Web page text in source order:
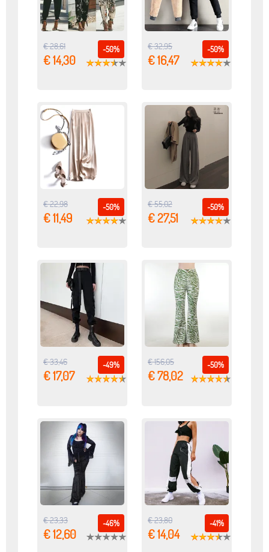
-50%
€ 28,61
€ 14,30
-50%
€ 32,95
€ 16,47
-50%
€ 22,98
€ 11,49
-50%
€ 55,02
€ 27,51
-49%
€ 33,46
€ 17,07
-50%
€ 156,05
€ 78,02
-46%
€ 23,33
€ 12,60
-41%
€ 23,80
€ 14,04